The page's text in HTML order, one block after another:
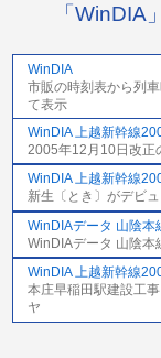
「WinDIA
WinDIA
市販の時刻表から列
て表示
WinDIA 上越新幹線
2005年12月10日改正
WinDIA 上越新幹線
新生〔とき〕がデビ
WinDIAデータ 山陰本
WinDIAデータ 山陰本
WinDIA 上越新幹線
本庄早稲田駅建設工
ヤ